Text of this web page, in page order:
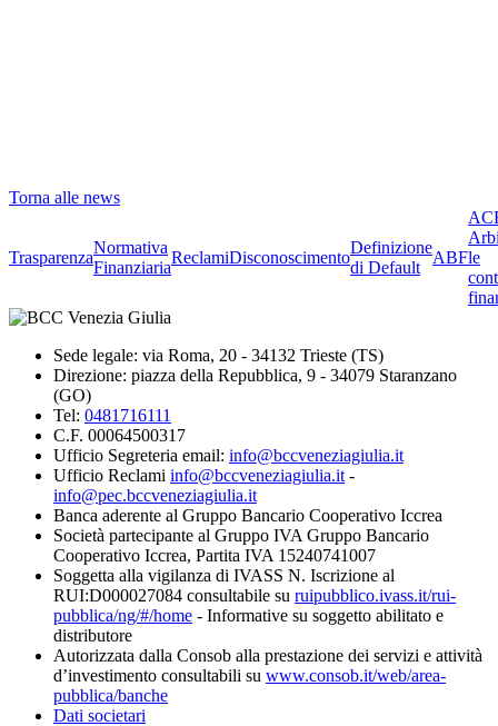
Torna alle news
Trasparenza
Normativa
Finanziaria
ReclamiDisconoscimento
Definizione
di Default
ABFle
Sede legale: via Roma, 20 - 34132 Trieste (TS)
Direzione: piazza della Repubblica, 9 - 34079 Staranzano
(GO)
Tel: 0481716111
C.F. 00064500317
Ufficio Segreteria email: info@bccveneziagiulia.it
Ufficio Reclami info@bccveneziagiulia.it -
info@pec.bccveneziagiulia.it
Banca aderente al Gruppo Bancario Cooperativo Iccrea
Società partecipante al Gruppo IVA Gruppo Bancario
Cooperativo Iccrea, Partita IVA 15240741007
Soggetta alla vigilanza di IVASS N. Iscrizione al
RUI:D000027084 consultabile su ruipubblico.ivass.it/rui-
pubblica/ng/#/home - Informative su soggetto abilitato e
distributore
Autorizzata dalla Consob alla prestazione dei servizi e attività
d’investimento consultabili su www.consob.it/web/area-
pubblica/banche
Dati societari